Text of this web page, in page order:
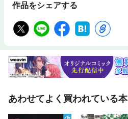
作品をシェアする
あわせてよく買われている本